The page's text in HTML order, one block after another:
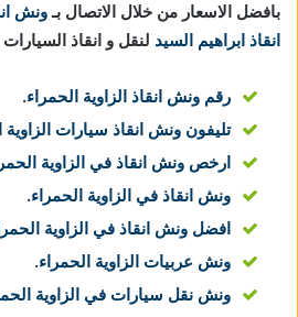
بافضل الاسعار من خلال الاتصال بـونش
انقاذ ابراهيم السيد لنقل و انقاذ
رقم ونش انقاذ الزاوية الحمراء.
تليفون ونش انقاذ سيارات الزاوية
ارخص ونش انقاذ في الزاوية
ونش انقاذ في الزاوية الحمراء.
افضل ونش انقاذ في الزاوية
ونش عربيات الزاوية الحمراء.
ونش نقل سيارات في الزاوية